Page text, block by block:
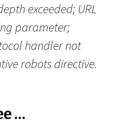
exceeded; URL
parameter;
handler not
robots directive.
…